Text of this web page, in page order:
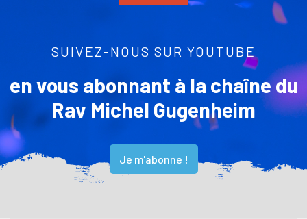
SUIVEZ-NOUS SUR YOUTUBE
en vous abonnant à la chaîne du
Rav Michel Gugenheim
Je m'abonne !